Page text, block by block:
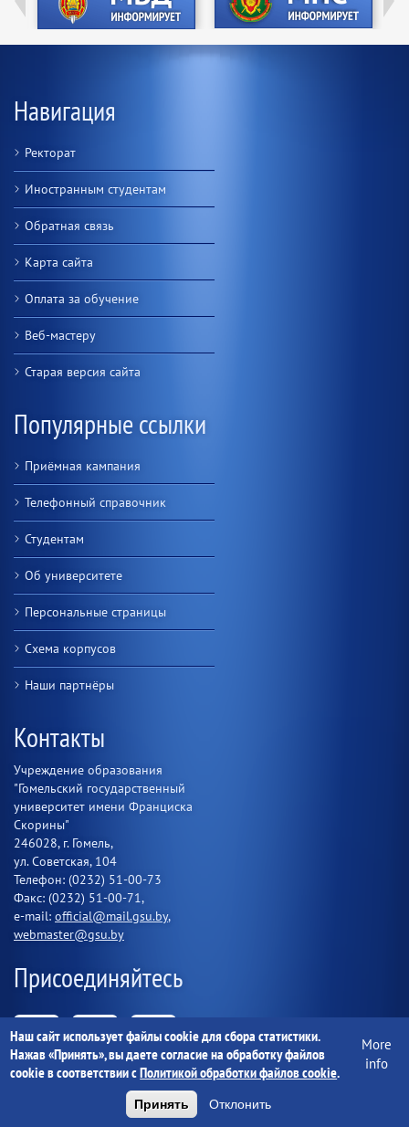
Навигация
Ректорат
Иностранным студентам
Обратная связь
Карта сайта
Оплата за обучение
Веб-мастеру
Старая версия сайта
Популярные ссылки
Приёмная кампания
Телефонный справочник
Студентам
Об университете
Персональные страницы
Схема корпусов
Наши партнёры
Контакты
Учреждение образования
"Гомельский государственный
университет имени Франциска
Скорины"
246028, г. Гомель,
ул. Советская, 104
Телефон: (0232) 51-00-73
Факс: (0232) 51-00-71,
e-mail: official@mail.gsu.by,
webmaster@gsu.by
Присоединяйтесь
Наш сайт использует файлы cookie для сбора статистики.
Нажав «Принять», вы даете согласие на обработку файлов
cookie в соответствии сПолитикой обработки файлов cookie.
More
info
Принять Отклонить